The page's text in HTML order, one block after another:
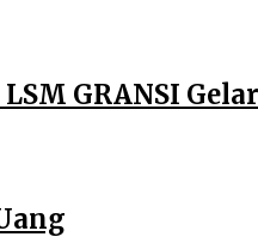
GRANSI